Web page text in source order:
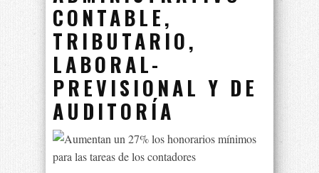
CONTABLE,
TRIBUTARIO,
LABORAL-
PREVISIONAL Y DE
AUDITORÍA